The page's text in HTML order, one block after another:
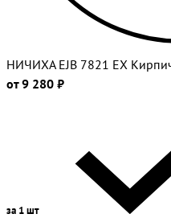
НИЧИХА EJB 7821 EX
от 9 280 ₽
за 1 шт